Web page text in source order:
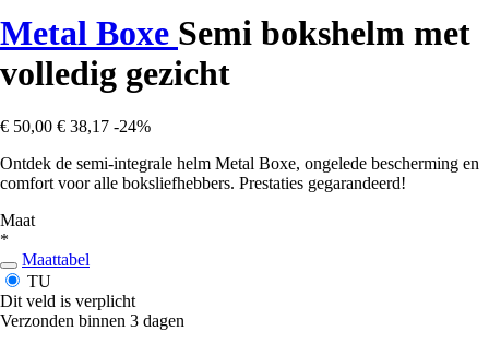
Metal Boxe Semi bokshelm met
volledig gezicht
€ 50,00 € 38,17 -24%
Ontdek de semi-integrale helm Metal Boxe, ongelede bescherming en
comfort voor alle boksliefhebbers. Prestaties gegarandeerd!
Maat
*
Maattabel
TU
Dit veld is verplicht
Verzonden binnen 3 dagen